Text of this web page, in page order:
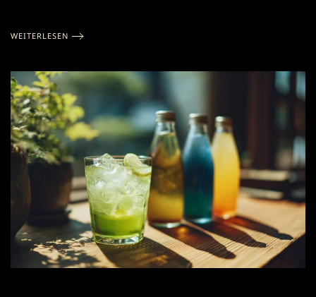
WEITERLESEN